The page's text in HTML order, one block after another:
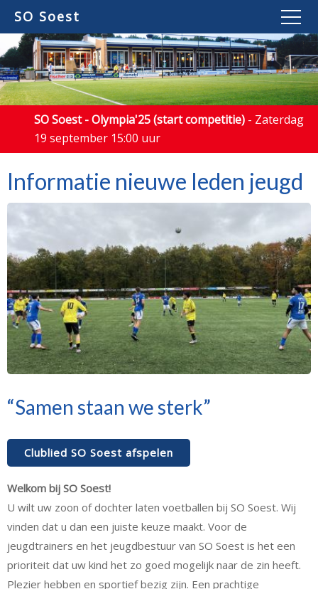
SO Soest
SO Soest - Olympia'25 (start competitie) - Zaterdag
19 september 15:00 uur
Informatie nieuwe leden jeugd
“Samen staan we sterk”
Clublied SO Soest afspelen
Welkom bij SO Soest!
U wilt uw zoon of dochter laten voetballen bij SO Soest. Wij
vinden dat u dan een juiste keuze maakt. Voor de
jeugdtrainers en het jeugdbestuur van SO Soest is het een
prioriteit dat uw kind het zo goed mogelijk naar de zin heeft.
Plezier hebben en sportief bezig zijn. Een prachtige